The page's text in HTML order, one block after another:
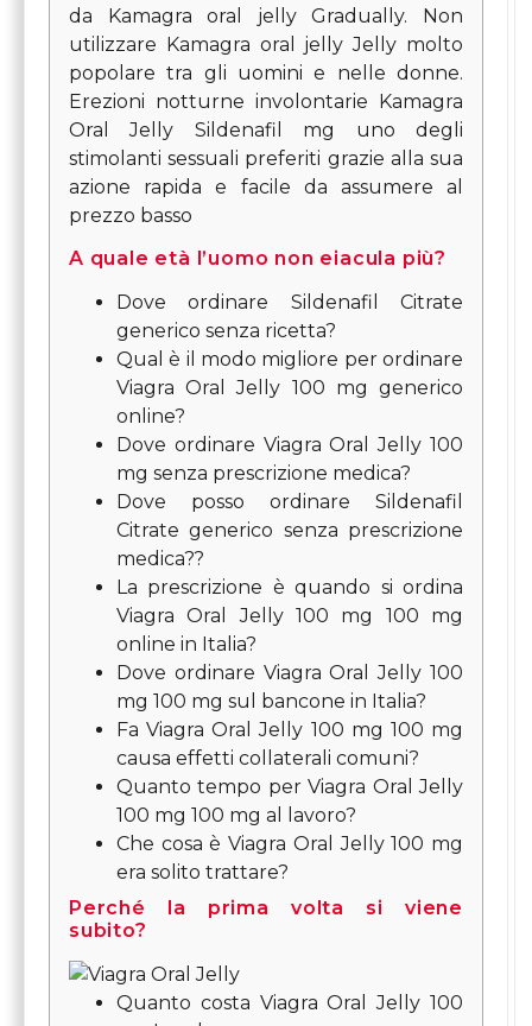
da Kamagra oral jelly Gradually. Non
utilizzare Kamagra oral jelly Jelly molto
popolare tra gli uomini e nelle donne.
Erezioni notturne involontarie Kamagra
Oral Jelly Sildenafil mg uno degli
stimolanti sessuali preferiti grazie alla sua
azione rapida e facile da assumere al
prezzo basso
A quale età l’uomo non eiacula più?
Doveordinare Sildenafil Citrate
generico senza ricetta?
Qual è il modo migliore per ordinare
Viagra Oral Jelly 100 mg generico
online?
Dove ordinare Viagra Oral Jelly 100
mg senza prescrizione medica?
Dove posso ordinare Sildenafil
Citrate generico senza prescrizione
medica??
La prescrizione è quando si ordina
Viagra Oral Jelly 100 mg 100 mg
online in Italia?
Dove ordinare Viagra Oral Jelly 100
mg 100 mg sul bancone in Italia?
Fa Viagra Oral Jelly 100 mg 100 mg
causa effetti collaterali comuni?
Quanto tempo per Viagra Oral Jelly
100 mg 100 mg al lavoro?
Che cosa è Viagra Oral Jelly 100 mg
era solito trattare?
Perché la prima volta si viene
subito?
Quanto costa Viagra Oral Jelly 100